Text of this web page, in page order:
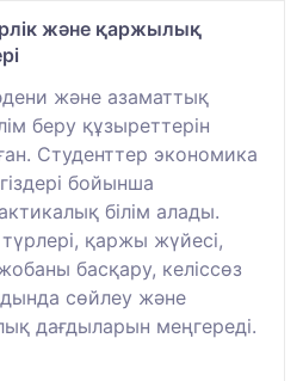
және қаржылық
және азаматтық
беру құзыреттерін
Студенттер экономика
бойынша
білім алады.
түрлері, қаржы жүйесі,
басқару, келіссөз
сөйлеу және
дағдыларын меңгереді.